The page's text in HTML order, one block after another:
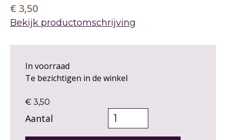
€ 3,50
Bekijk productomschrijving
In voorraad
Te bezichtigen in de winkel
€ 3,50
Aantal